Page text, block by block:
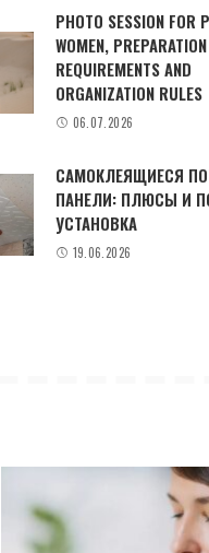
PHOTO SESSION FOR
WOMEN, PREPARATION
REQUIREMENTS AND
ORGANIZATION RULES
06.07.2026
САМОКЛЕЯЩИЕСЯ
ПАНЕЛИ: ПЛЮСЫ И
УСТАНОВКА
19.06.2026